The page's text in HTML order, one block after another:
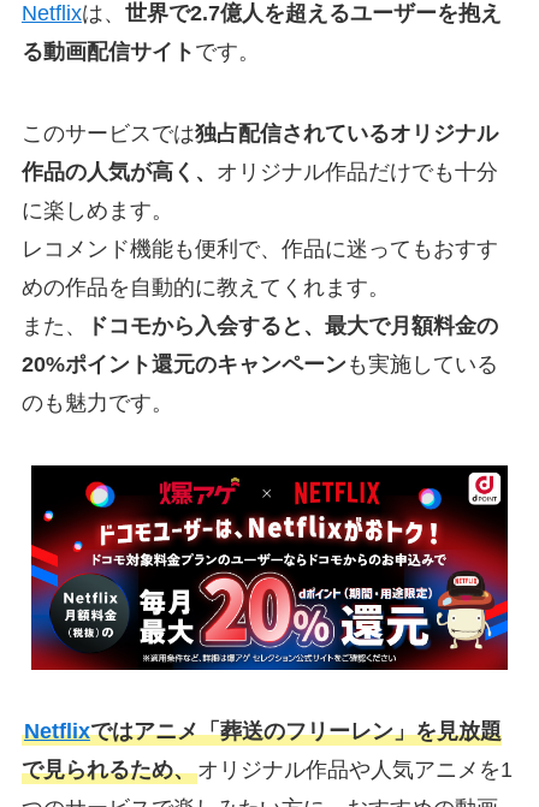
Netflixは、 世界で2.7億人を超えるユーザーを抱え
る動画配信サイト です。
このサービスでは独占配信されているオリジナル
作品の人気が高く、 オリジナル作品だけでも十分
に楽しめます。
レコメンド機能も便利で、作品に迷ってもおすす
めの作品を自動的に教えてくれます。
また、
ドコモから入会すると、最大で月額料金の
20%ポイント還元のキャンペーンも実施している
のも魅力です。
Netflixではアニメ「葬送のフリーレン」を見放題
で見られるため、オリジナル作品や人気アニメを1